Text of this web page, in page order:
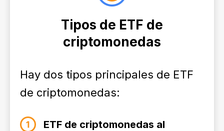
Tipos de ETF de
criptomonedas
Hay dos tipos principales de ETF
de criptomonedas:
ETF de criptomonedas al